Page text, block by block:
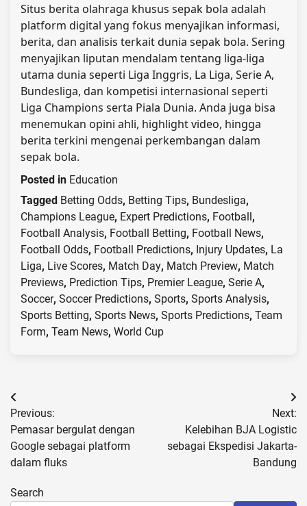
Situs berita olahraga khusus sepak bola adalah
platform digital yang fokus menyajikan informasi,
berita, dan analisis terkait dunia sepak bola. Sering
menyajikan liputan mendalam tentang liga-liga
utama dunia seperti Liga Inggris, La Liga, Serie A,
Bundesliga, dan kompetisi internasional seperti
Liga Champions serta Piala Dunia. Anda juga bisa
menemukan opini ahli, highlight video, hingga
berita terkini mengenai perkembangan dalam
sepak bola.
Posted in Education
Tagged Betting Odds, Betting Tips, Bundesliga,
Champions League, Expert Predictions, Football,
Football Analysis, Football Betting, Football News,
Football Odds, Football Predictions, Injury Updates, La
Liga, Live Scores, Match Day, Match Preview, Match
Previews, Prediction Tips, Premier League, Serie A,
Soccer, Soccer Predictions, Sports, Sports Analysis,
Sports Betting, Sports News, Sports Predictions, Team
Form, Team News, World Cup
Post
navigation
Previous:
Pemasar bergulat dengan
Google sebagai platform
dalam fluks
Next:
Kelebihan BJA Logistic
sebagai Ekspedisi Jakarta-
Bandung
Search